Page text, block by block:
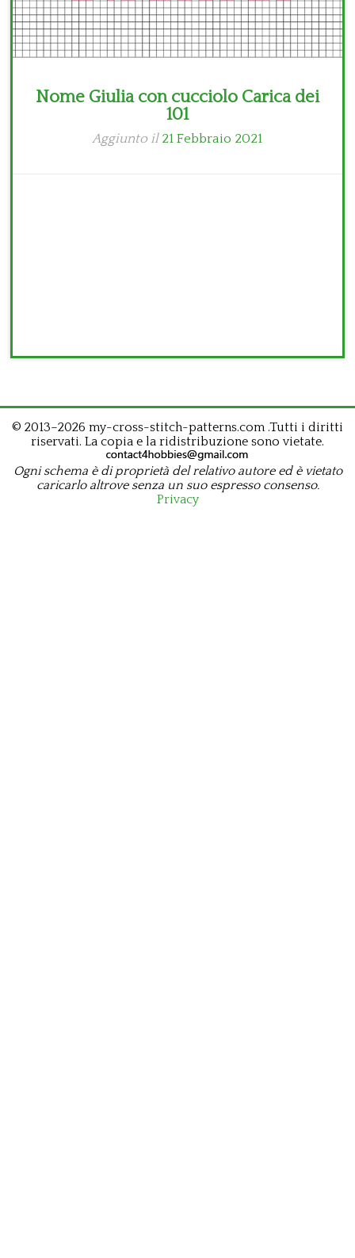
Nome Giulia con cucciolo Carica dei
101
Aggiunto il 21 Febbraio 2021
© 2013–2026 my-cross-stitch-patterns.com .Tutti i diritti
riservati. La copia e la ridistribuzione sono vietate.
Ogni schema è di proprietà del relativo autore ed è vietato
caricarlo altrove senza un suo espresso consenso.
Privacy